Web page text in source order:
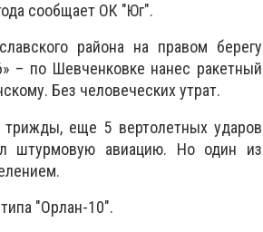
сообщает ОК "Юг".
района на правом берегу
– по Шевченковке нанес ракетный
Без человеческих утрат.
трижды, еще 5 вертолетных ударов
штурмовую авиацию. Но один из
"Орлан-10".